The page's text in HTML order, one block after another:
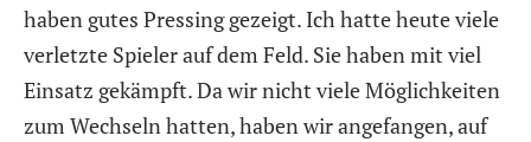
haben gutes Pressing gezeigt. Ich hatte heute viele
verletzte Spieler auf dem Feld. Sie haben mit viel
Einsatz gekämpft. Da wir nicht viele Möglichkeiten
zum Wechseln hatten, haben wir angefangen, auf